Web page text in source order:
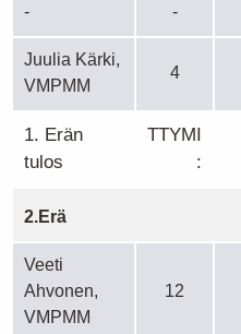
- -
Juulia Kärki,
VMPMM
4
1. Erän
tulos
TTYMI
:
2.Erä
Veeti
Ahvonen,
VMPMM
12